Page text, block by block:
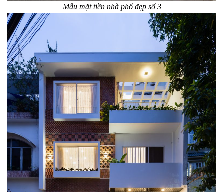
Mẫu mặt tiền nhà phố đẹp số 3